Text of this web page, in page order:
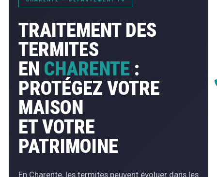
TRAITEMENT DES
TERMITES
EN CHARENTE :
PROTÉGEZ VOTRE
MAISON
ET VOTRE
PATRIMOINE
En Charente, les termites peuvent évoluer dans les